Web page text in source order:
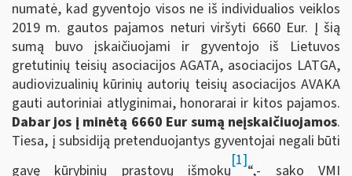
numatė, kad gyventojo visos ne iš individualios veiklos
2019 m. gautos pajamos neturi viršyti 6660 Eur. Į šią
sumą buvo įskaičiuojami ir gyventojo iš Lietuvos
gretutinių teisių asociacijos AGATA, asociacijos LATGA,
audiovizualinių kūrinių autorių teisių asociacijos AVAKA
gauti autoriniai atlyginimai, honorarai ir kitos pajamos.
Dabar jos į minėtą 6660 Eur sumą neįskaičiuojamos.
Tiesa, į subsidiją pretenduojantys gyventojai negali būti
gavę kūrybinių prastovų išmokų
[1]
“,- sako VMI